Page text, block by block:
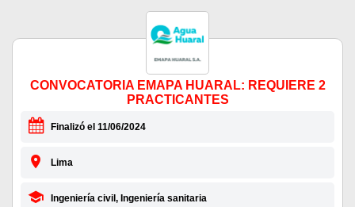
CONVOCATORIA EMAPA HUARAL: REQUIERE 2
PRACTICANTES
Finalizó el 11/06/2024
Lima
Ingeniería civil, Ingeniería sanitaria